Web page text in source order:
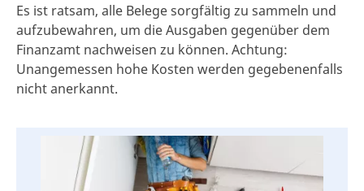
Es ist ratsam, alle Belege sorgfältig zu sammeln und
aufzubewahren, um die Ausgaben gegenüber dem
Finanzamt nachweisen zu können. Achtung:
Unangemessen hohe Kosten werden gegebenenfalls
nicht anerkannt.